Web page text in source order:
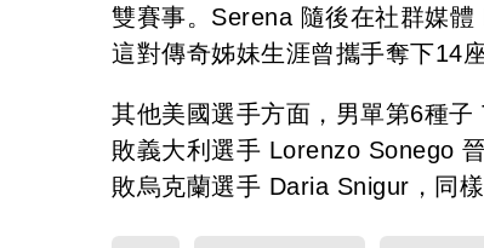
雙賽事。Serena 隨後在社群媒體
這對傳奇姊妹生涯曾攜手奪下14
其他美國選手方面，男單第6種
敗義大利選手 Lorenzo Sonego
敗烏克蘭選手 Daria Snigur，同樣